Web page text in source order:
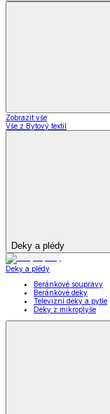
Zobrazit vše
Vše z Bytový textil
Deky a plédy
Deky a plédy
Beránkové soupravy
Beránkové deky
Televizní deky a pytle
Deky z mikroplyše